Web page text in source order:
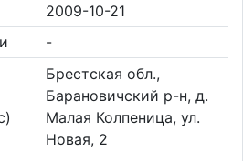
2009-10-21
-
Брестская обл.,
Барановичский р-н, д.
Малая Колпеница, ул.
Новая, 2